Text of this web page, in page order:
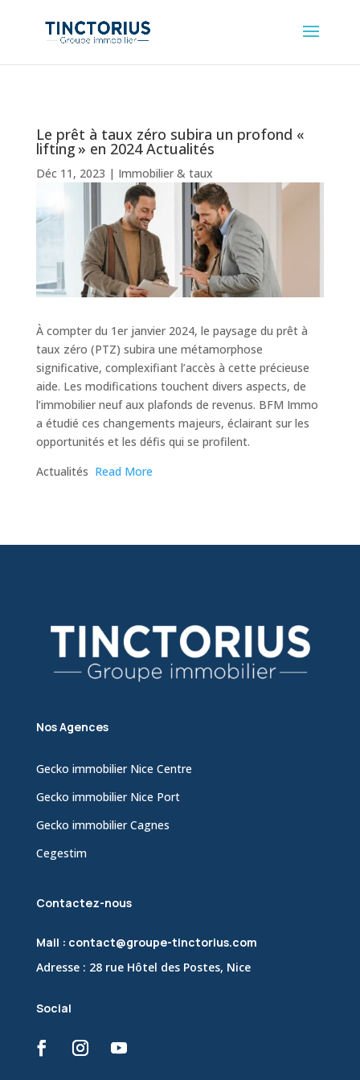
Le prêt à taux zéro subira un profond «
lifting » en 2024 Actualités
Déc 11, 2023 | Immobilier & taux
À compter du 1er janvier 2024, le paysage du prêt à
taux zéro (PTZ) subira une métamorphose
significative, complexifiant l’accès à cette précieuse
aide. Les modifications touchent divers aspects, de
l’immobilier neuf aux plafonds de revenus. BFM Immo
a étudié ces changements majeurs, éclairant sur les
opportunités et les défis qui se profilent.
​Actualités Read More
Nos Agences
Gecko immobilier Nice Centre
Gecko immobilier Nice Port
Gecko immobilier Cagnes
Cegestim
Contactez-nous
Mail : contact@groupe-tinctorius.com
Adresse : 28 rue Hôtel des Postes, Nice
Social